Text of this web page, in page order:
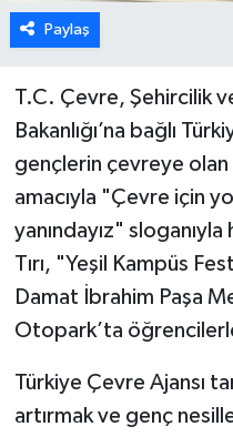
Paylaş
T.C. Çevre, Şehircilik
Bakanlığı’na bağlı
gençlerin çevreye olan
amacıyla "Çevre için
yanındayız"
Tırı, "Yeşil Kampüs
Damat İbrahim Paşa
Otopark’ta
Türkiye Çevre Ajansı
artırmak ve genç